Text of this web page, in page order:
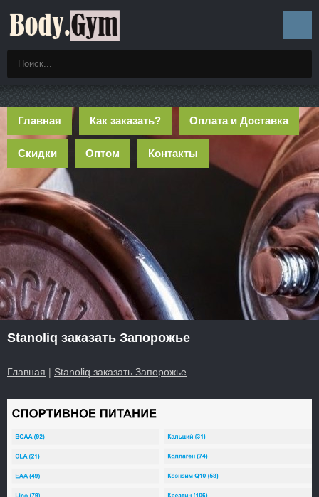
Главная Как заказать? Оплата и Доставка
Скидки Оптом Контакты
Stanoliq заказать Запорожье
Главная | Stanoliq заказать Запорожье